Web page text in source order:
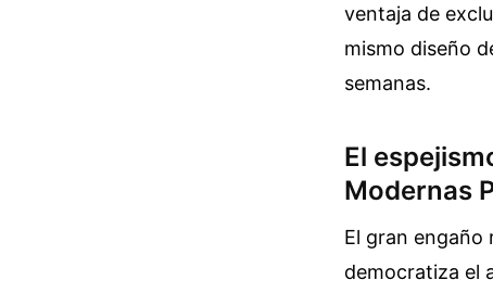
ventaja de
mismo diseño
semanas.
El
Modernas
El gran engaño
democratiza el